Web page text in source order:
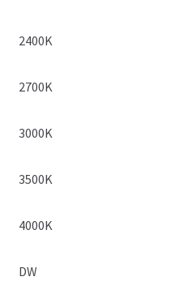
2400K
2700K
3000K
3500K
4000K
DW